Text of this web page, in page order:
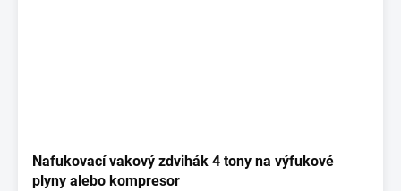
Nafukovací vakový zdvihák 4 tony na výfukové
plyny alebo kompresor